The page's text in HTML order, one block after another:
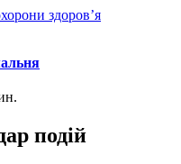
здоров’я
подій